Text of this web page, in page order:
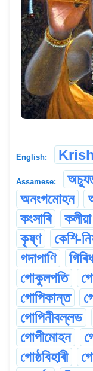
English:
Assamese:
অনংগমোহন
কংসাৰি
কলীয়া
কৃষ্ণ
কেশি-
গদাপাণি
গোকুলপতি
গোপিকান্ত
গোপিনীবল্লভ
গোপীমোহন
গোষ্ঠবিহাৰী